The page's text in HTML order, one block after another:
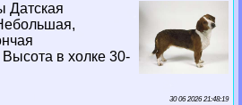
Датская
Высота в холке 30-
30 06 2026 21:48:19